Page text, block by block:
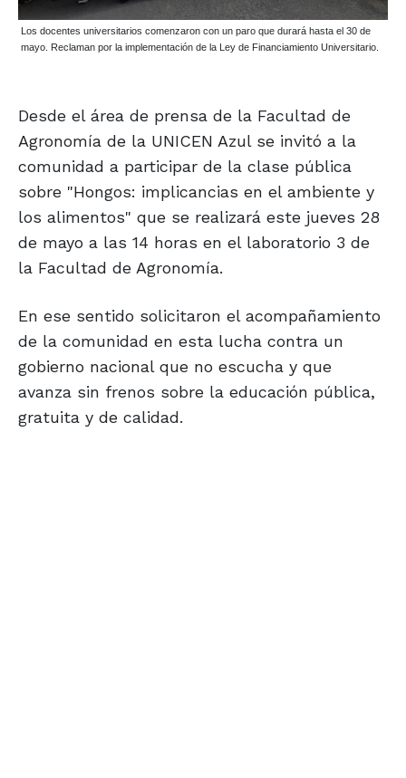
Los docentes universitarios comenzaron con un paro que durará hasta el 30 de
mayo. Reclaman por la implementación de la Ley de Financiamiento Universitario.
Desde el área de prensa de la Facultad de
Agronomía de la UNICEN Azul se invitó a la
comunidad a participar de la clase pública
sobre "Hongos: implicancias en el ambiente y
los alimentos" que se realizará este jueves 28
de mayo a las 14 horas en el laboratorio 3 de
la Facultad de Agronomía.
En ese sentido solicitaron el acompañamiento
de la comunidad en esta lucha contra un
gobierno nacional que no escucha y que
avanza sin frenos sobre la educación pública,
gratuita y de calidad.